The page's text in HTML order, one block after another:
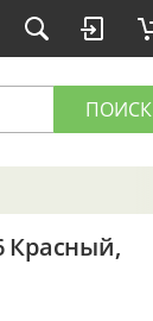
ПОИСК
Красный,